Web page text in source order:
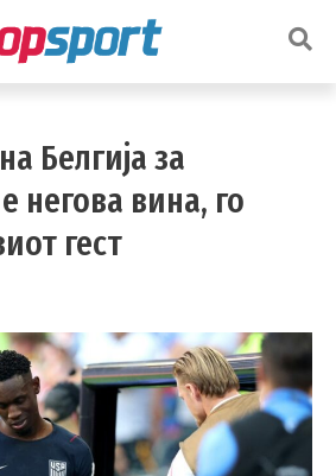
Белгија за
негова вина, го
гест